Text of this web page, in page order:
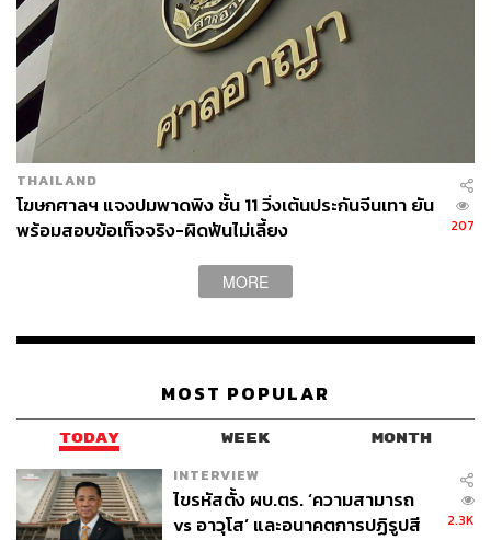
TAGS:
จตุภัทร์ บุญภัทรรักษา
นักกิจกรรมทางการเมือง
THE STANDARD TEAM
กองบรรณาธิการ THE STANDARD
THAILAND
โฆษกศาลฯ แจงปมพาดพิง ชั้น 11 วิ่งเต้นประกันจีนเทา ยัน
พร้อมสอบข้อเท็จจริง-ผิดฟันไม่เลี้ยง
207
MORE
MOST POPULAR
TODAY WEEK MONTH
INTERVIEW
ไขรหัสตั้ง ผบ.ตร. ‘ความสามารถ
vs อาวุโส’ และอนาคตการปฏิรูปสี
2.3K